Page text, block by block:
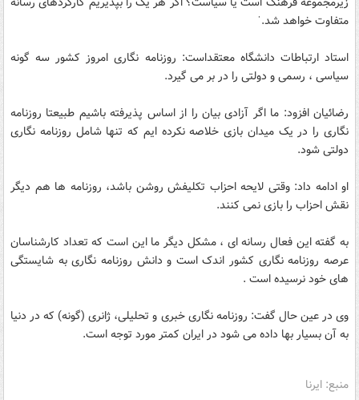
متفاوت خواهد شد.ˈ
استاد ارتباطات دانشگاه معتقداست: روزنامه نگاری امروز کشور سه گونه
سیاسی ، رسمی و دولتی را در بر می گیرد.
رضائیان افزود: ما اگر آزادی بیان را از اساس پذیرفته باشیم طبیعتا روزنامه
نگاری را در یک میدان بازی خلاصه نکرده ایم که تنها شامل روزنامه نگاری
دولتی شود.
او ادامه داد: وقتی لایحه احزاب تکلیفش روشن باشد، روزنامه ها هم دیگر
نقش احزاب را بازی نمی کنند.
به گفته این فعال رسانه ای ، مشکل دیگر ما این است که تعداد کارشناسان
عرصه روزنامه نگاری کشور اندک است و دانش روزنامه نگاری به شایستگی
های خود نرسیده است .
وی در عین حال گفت: روزنامه نگاری خبری و تحلیلی، ژانری (گونه) که در دنیا
به آن بسیار بها داده می شود در ایران کمتر مورد توجه است.
منبع: ایرنا